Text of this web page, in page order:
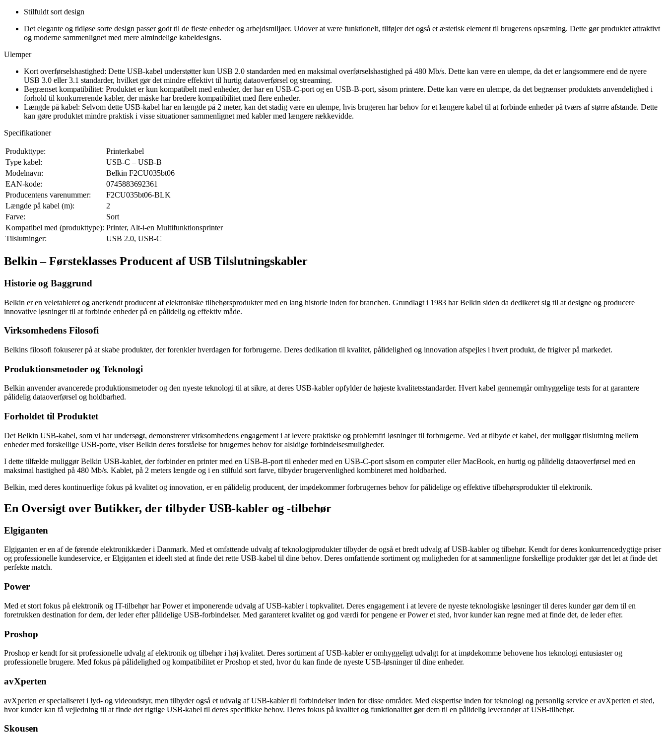
Stilfuldt sort design
Det elegante og tidløse sorte design passer godt til de fleste enheder og arbejdsmiljøer. Udover at være funktionelt, tilføjer det også et æstetisk element til brugerens opsætning. Dette gør produktet attraktivt
og moderne sammenlignet med mere almindelige kabeldesigns.
Ulemper
Kort overførselshastighed: Dette USB-kabel understøtter kun USB 2.0 standarden med en maksimal overførselshastighed på 480 Mb/s. Dette kan være en ulempe, da det er langsommere end de nyere
USB 3.0 eller 3.1 standarder, hvilket gør det mindre effektivt til hurtig dataoverførsel og streaming.
Begrænset kompatibilitet: Produktet er kun kompatibelt med enheder, der har en USB-C-port og en USB-B-port, såsom printere. Dette kan være en ulempe, da det begrænser produktets anvendelighed i
forhold til konkurrerende kabler, der måske har bredere kompatibilitet med flere enheder.
Længde på kabel: Selvom dette USB-kabel har en længde på 2 meter, kan det stadig være en ulempe, hvis brugeren har behov for et længere kabel til at forbinde enheder på tværs af større afstande. Dette
kan gøre produktet mindre praktisk i visse situationer sammenlignet med kabler med længere rækkevidde.
Specifikationer
Produkttype:
Printerkabel
Type kabel:
USB-C – USB-B
Modelnavn:
Belkin F2CU035bt06
EAN-kode:
0745883692361
Producentens varenummer:
F2CU035bt06-BLK
Længde på kabel (m):
2
Farve:
Sort
Kompatibel med (produkttype): Printer, Alt-i-en Multifunktionsprinter
Tilslutninger:
USB 2.0, USB-C
Belkin – Førsteklasses Producent af USB Tilslutningskabler
Historie og Baggrund
Belkin er en veletableret og anerkendt producent af elektroniske tilbehørsprodukter med en lang historie inden for branchen. Grundlagt i 1983 har Belkin siden da dedikeret sig til at designe og producere
innovative løsninger til at forbinde enheder på en pålidelig og effektiv måde.
Virksomhedens Filosofi
Belkins filosofi fokuserer på at skabe produkter, der forenkler hverdagen for forbrugerne. Deres dedikation til kvalitet, pålidelighed og innovation afspejles i hvert produkt, de frigiver på markedet.
Produktionsmetoder og Teknologi
Belkin anvender avancerede produktionsmetoder og den nyeste teknologi til at sikre, at deres USB-kabler opfylder de højeste kvalitetsstandarder. Hvert kabel gennemgår omhyggelige tests for at garantere
pålidelig dataoverførsel og holdbarhed.
Forholdet til Produktet
Det Belkin USB-kabel, som vi har undersøgt, demonstrerer virksomhedens engagement i at levere praktiske og problemfri løsninger til forbrugerne. Ved at tilbyde et kabel, der muliggør tilslutning mellem
enheder med forskellige USB-porte, viser Belkin deres forståelse for brugernes behov for alsidige forbindelsesmuligheder.
I dette tilfælde muliggør Belkin USB-kablet, der forbinder en printer med en USB-B-port til enheder med en USB-C-port såsom en computer eller MacBook, en hurtig og pålidelig dataoverførsel med en
maksimal hastighed på 480 Mb/s. Kablet, på 2 meters længde og i en stilfuld sort farve, tilbyder brugervenlighed kombineret med holdbarhed.
Belkin, med deres kontinuerlige fokus på kvalitet og innovation, er en pålidelig producent, der imødekommer forbrugernes behov for pålidelige og effektive tilbehørsprodukter til elektronik.
En Oversigt over Butikker, der tilbyder USB-kabler og -tilbehør
Elgiganten
Elgiganten er en af de førende elektronikkæder i Danmark. Med et omfattende udvalg af teknologiprodukter tilbyder de også et bredt udvalg af USB-kabler og tilbehør. Kendt for deres konkurrencedygtige priser
og professionelle kundeservice, er Elgiganten et ideelt sted at finde det rette USB-kabel til dine behov. Deres omfattende sortiment og muligheden for at sammenligne forskellige produkter gør det let at finde det
perfekte match.
Power
Med et stort fokus på elektronik og IT-tilbehør har Power et imponerende udvalg af USB-kabler i topkvalitet. Deres engagement i at levere de nyeste teknologiske løsninger til deres kunder gør dem til en
foretrukken destination for dem, der leder efter pålidelige USB-forbindelser. Med garanteret kvalitet og god værdi for pengene er Power et sted, hvor kunder kan regne med at finde det, de leder efter.
Proshop
Proshop er kendt for sit professionelle udvalg af elektronik og tilbehør i høj kvalitet. Deres sortiment af USB-kabler er omhyggeligt udvalgt for at imødekomme behovene hos teknologi entusiaster og
professionelle brugere. Med fokus på pålidelighed og kompatibilitet er Proshop et sted, hvor du kan finde de nyeste USB-løsninger til dine enheder.
avXperten
avXperten er specialiseret i lyd- og videoudstyr, men tilbyder også et udvalg af USB-kabler til forbindelser inden for disse områder. Med ekspertise inden for teknologi og personlig service er avXperten et sted,
hvor kunder kan få vejledning til at finde det rigtige USB-kabel til deres specifikke behov. Deres fokus på kvalitet og funktionalitet gør dem til en pålidelig leverandør af USB-tilbehør.
Skousen